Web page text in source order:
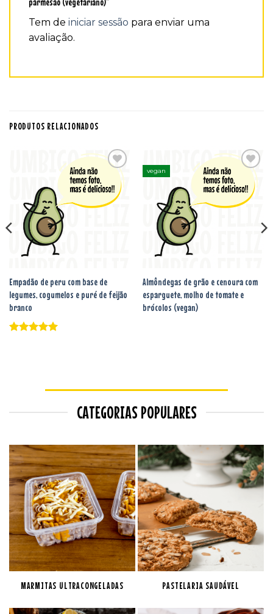
Tem de iniciar sessão para enviar uma
avaliação.
PRODUTOS RELACIONADOS
Adicionar
aos
favoritos
Empadão de peru com base de
legumes, cogumelos e puré de feijão
branco
vegan
Adicionar
aos
favoritos
Almôndegas de grão e cenoura com
esparguete, molho de tomate e
brócolos (vegan)
CATEGORIAS POPULARES
MARMITAS ULTRACONGELADAS PASTELARIA SAUDÁVEL